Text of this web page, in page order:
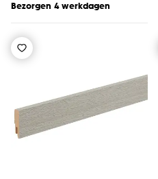
Bezorgen 4 werkdagen